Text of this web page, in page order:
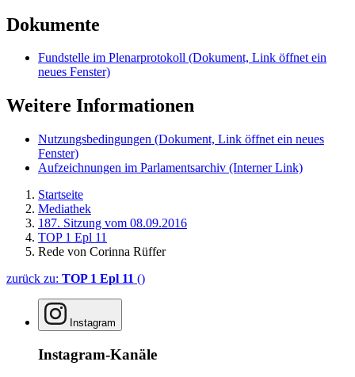
Dokumente
Fundstelle im Plenarprotokoll (Dokument, Link öffnet ein
neues Fenster)
Weitere Informationen
Nutzungsbedingungen (Dokument, Link öffnet ein neues
Fenster)
Aufzeichnungen im Parlamentsarchiv (Interner Link)
Startseite
Mediathek
187. Sitzung vom 08.09.2016
TOP 1 Epl 11
Rede von Corinna Rüffer
zurück zu: TOP 1 Epl 11 ()
Instagram
Instagram-Kanäle